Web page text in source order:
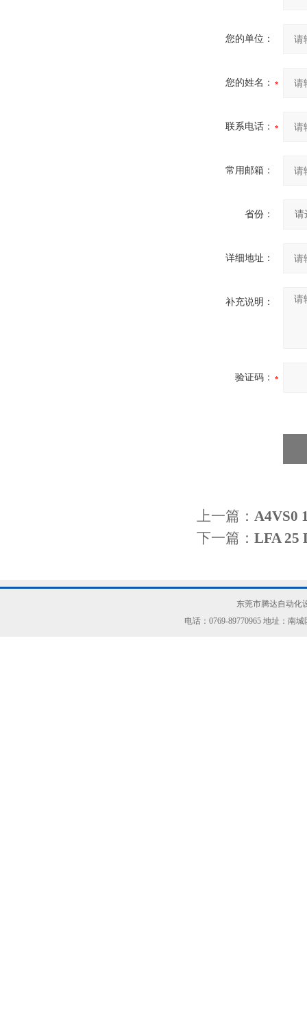
您的单位：
您的姓名：
联系电话：
常用邮箱：
省份：
详细地址：
补充说明：
验证码：
上一篇： A4VS0
下一篇： LFA 25
东莞市腾达自动化
电话：0769-89770965 地址：南